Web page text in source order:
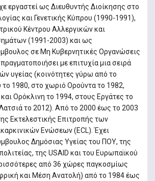
εργαστεί ως Διευθυντής Διοίκησης στο
και Γενετικής Κύπρου (1990-1991),
Κέντρου Αλλεργικών και
(1991-2003) και ως
σε Μη Κυβερνητικές Οργανώσεις
με επιτυχία μια σειρά
υγείας (κοινότητες γύρω από το
το 1980, στο χωριό Ορούντα το 1982,
Ορόκλινη το 1994, στους Εργάτες το
το 2012). Από το 2000 έως το 2003
Εκτελεστικής Επιτροπής των
Ενώσεων (ECL). Έχει
Δημόσιας Υγείας του ΠΟΥ, της
της USAID και του Ευρωπαϊκού
από 36 χώρες παγκοσμίως
και Μέση Ανατολή) από το 1984 έως